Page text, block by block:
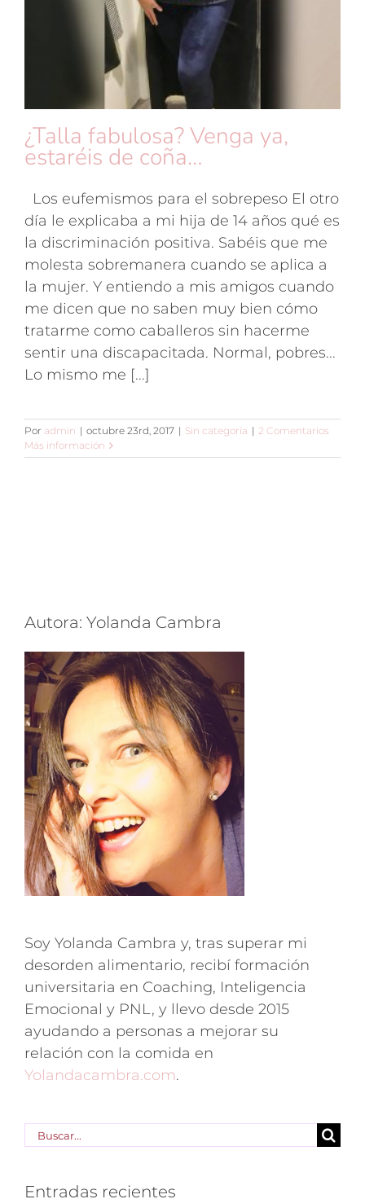
¿Talla fabulosa? Venga ya,
estaréis de coña…
Los eufemismos para el sobrepeso El otro
día le explicaba a mi hija de 14 años qué es
la discriminación positiva. Sabéis que me
molesta sobremanera cuando se aplica a
la mujer. Y entiendo a mis amigos cuando
me dicen que no saben muy bien cómo
tratarme como caballeros sin hacerme
sentir una discapacitada. Normal, pobres...
Lo mismo me [...]
Por admin | octubre 23rd, 2017 | Sin categoría | 2 Comentarios
Más información
Autora: Yolanda Cambra
Soy Yolanda Cambra y, tras superar mi
desorden alimentario, recibí formación
universitaria en Coaching, Inteligencia
Emocional y PNL, y llevo desde 2015
ayudando a personas a mejorar su
relación con la comida en
Yolandacambra.com.
Buscar:
Entradas recientes